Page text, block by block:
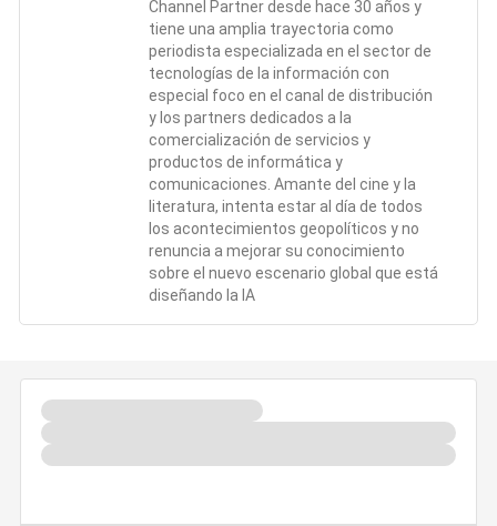
Channel Partner desde hace 30 años y
tiene una amplia trayectoria como
periodista especializada en el sector de
tecnologías de la información con
especial foco en el canal de distribución
y los partners dedicados a la
comercialización de servicios y
productos de informática y
comunicaciones. Amante del cine y la
literatura, intenta estar al día de todos
los acontecimientos geopolíticos y no
renuncia a mejorar su conocimiento
sobre el nuevo escenario global que está
diseñando la IA